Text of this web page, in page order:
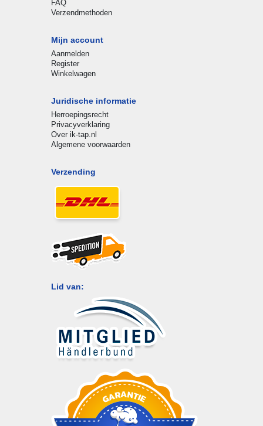
FAQ
Verzendmethoden
Mijn account
Aanmelden
Register
Winkelwagen
Juridische informatie
Herroepingsrecht
Privacyverklaring
Over ik-tap.nl
Algemene voorwaarden
Verzending
Lid van: